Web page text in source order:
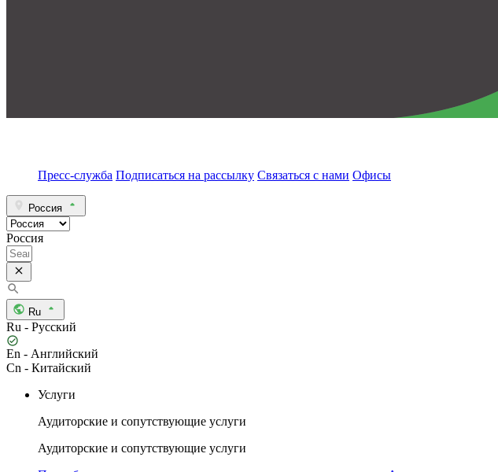
Пресс-служба Подписаться на рассылку Связаться с нами Офисы
Россия
Россия
Ru
Ru - Русский
En - Английский
Cn - Китайский
Услуги
Аудиторские и сопутствующие услуги
Аудиторские и сопутствующие услуги